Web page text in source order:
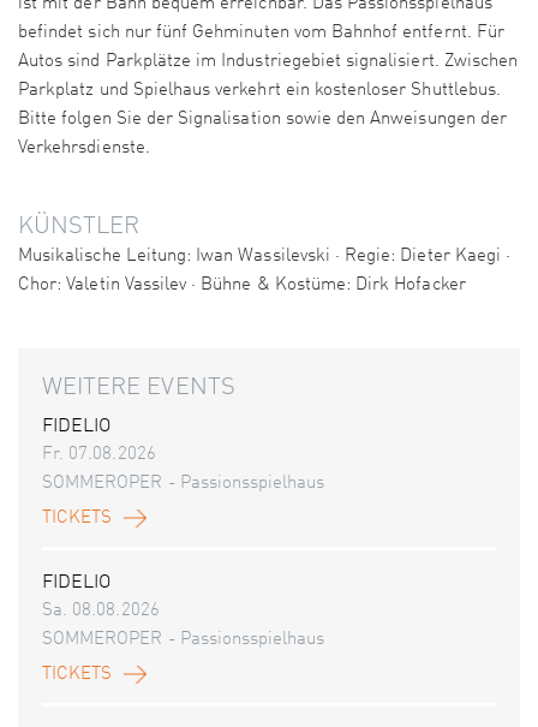
ist mit der Bahn bequem erreichbar. Das Passionsspielhaus
befindet sich nur fünf Gehminuten vom Bahnhof entfernt. Für
Autos sind Parkplätze im Industriegebiet signalisiert. Zwischen
Parkplatz und Spielhaus verkehrt ein kostenloser Shuttlebus.
Bitte folgen Sie der Signalisation sowie den Anweisungen der
Verkehrsdienste.
KÜNSTLER
Musikalische Leitung: Iwan Wassilevski · Regie: Dieter Kaegi ·
Chor: Valetin Vassilev · Bühne & Kostüme: Dirk Hofacker
WEITERE EVENTS
FIDELIO
Fr. 07.08.2026
SOMMEROPER - Passionsspielhaus
TICKETS
FIDELIO
Sa. 08.08.2026
SOMMEROPER - Passionsspielhaus
TICKETS